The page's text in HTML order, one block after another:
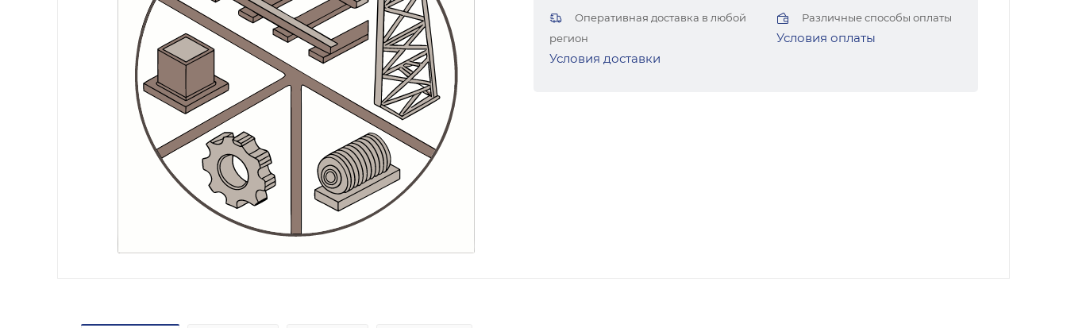
Оперативная доставка в любой
регион
Условия доставки
Различные способы оплаты
Условия оплаты